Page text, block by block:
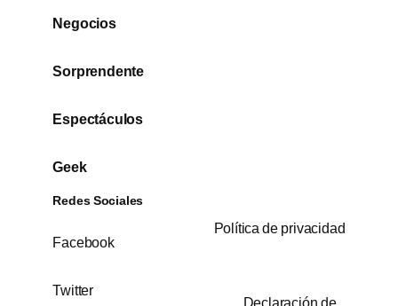
Negocios
Sorprendente
Espectáculos
Geek
Redes Sociales
Facebook
Twitter
Política de privacidad
Declaración de